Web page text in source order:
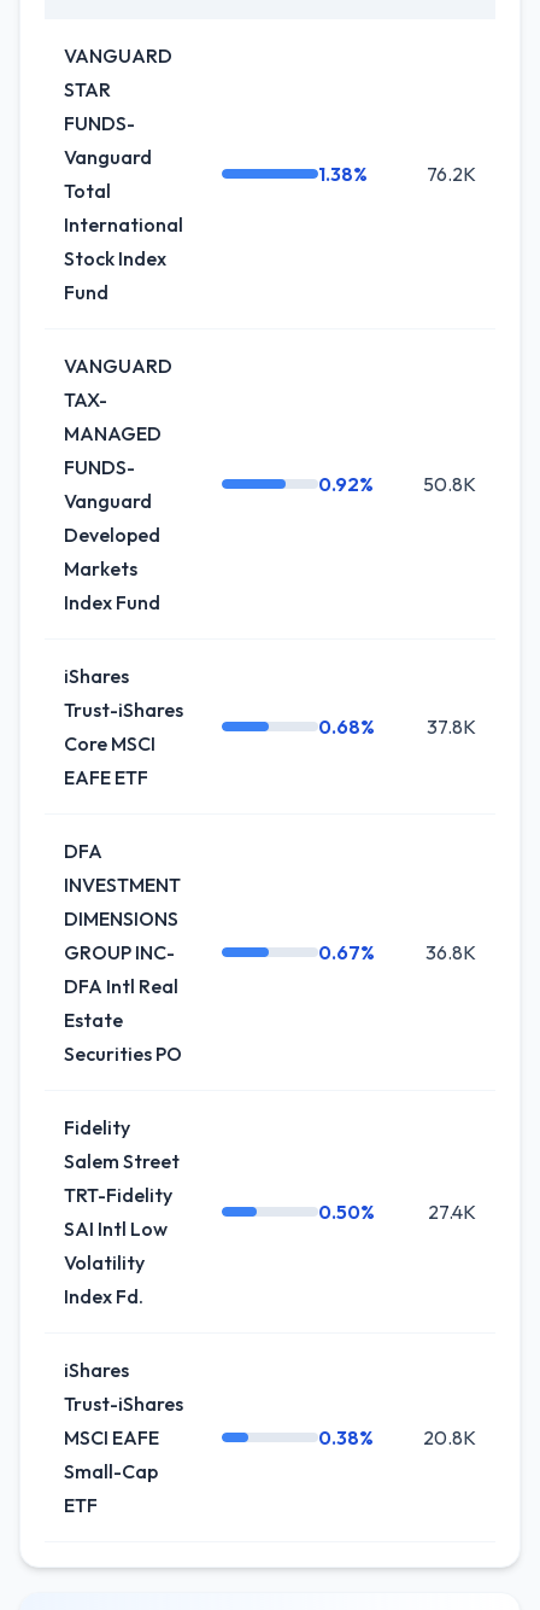
VANGUARD
STAR
FUNDS-
Vanguard
Total
International
Stock Index
Fund
1.38% 76.2K
VANGUARD
TAX-
MANAGED
FUNDS-
Vanguard
Developed
Markets
Index Fund
0.92% 50.8K
iShares
Trust-iShares
Core MSCI
EAFE ETF
0.68% 37.8K
DFA
INVESTMENT
DIMENSIONS
GROUP INC-
DFA Intl Real
Estate
Securities PO
0.67% 36.8K
Fidelity
Salem Street
TRT-Fidelity
SAI Intl Low
Volatility
Index Fd.
0.50% 27.4K
iShares
Trust-iShares
MSCI EAFE
Small-Cap
ETF
0.38% 20.8K